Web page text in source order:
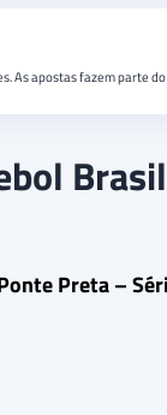
As apostas fazem parte
Preta –